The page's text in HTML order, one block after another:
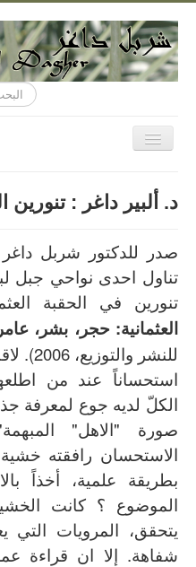
تبديل
المتصفح
الكتابة الآن
متكلم وجوباً
اسمي عنوان
نقد الفن
نقد الأدب
ديوان مفتوح
هواء وأهواء
سرد وسرد
كتب للتحميل
صُوَر
السيرة المهنية
كتب
د. ألبير داغر : تنورين
صدر للدكتور شربل
تناول احدى نواحي جبل
تنورين في الحقبة
العثمانية: حجر، بشر،
للنشر
استحساناً عند من
الكلّ لديه جوع لمعرفة
الاستحسان رافقته
بطريقة علمية، أخذاً
الموضوع ؟ كانت
يتحقق، المرويات التي
شفاهة. إلا ان قراءة